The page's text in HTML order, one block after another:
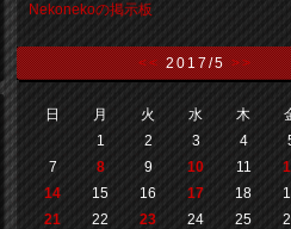
Nekonekoの掲示板
<<2017/5>>
日 月 火 水 木
1
2 3 4
7
8 9 10 11
14
15 16 17 18
21
22 23 24 25